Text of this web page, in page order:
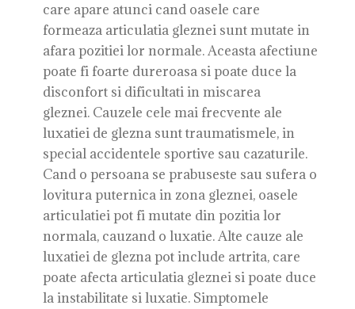
care apare atunci cand oasele care
formeaza articulatia gleznei sunt mutate in
afara pozitiei lor normale. Aceasta afectiune
poate fi foarte dureroasa si poate duce la
disconfort si dificultati in miscarea
gleznei. Cauzele cele mai frecvente ale
luxatiei de glezna sunt traumatismele, in
special accidentele sportive sau cazaturile.
Cand o persoana se prabuseste sau sufera o
lovitura puternica in zona gleznei, oasele
articulatiei pot fi mutate din pozitia lor
normala, cauzand o luxatie. Alte cauze ale
luxatiei de glezna pot include artrita, care
poate afecta articulatia gleznei si poate duce
la instabilitate si luxatie. Simptomele